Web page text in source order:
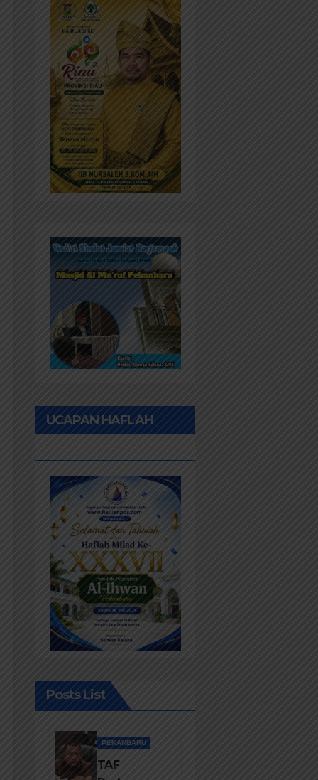
UCAPAN HAFLAH
Posts List
PEKANBARU
TAF